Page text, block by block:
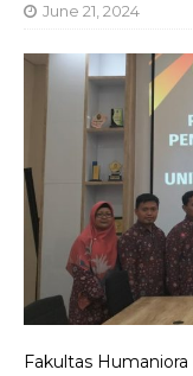
June 21, 2024
Fakultas Humaniora